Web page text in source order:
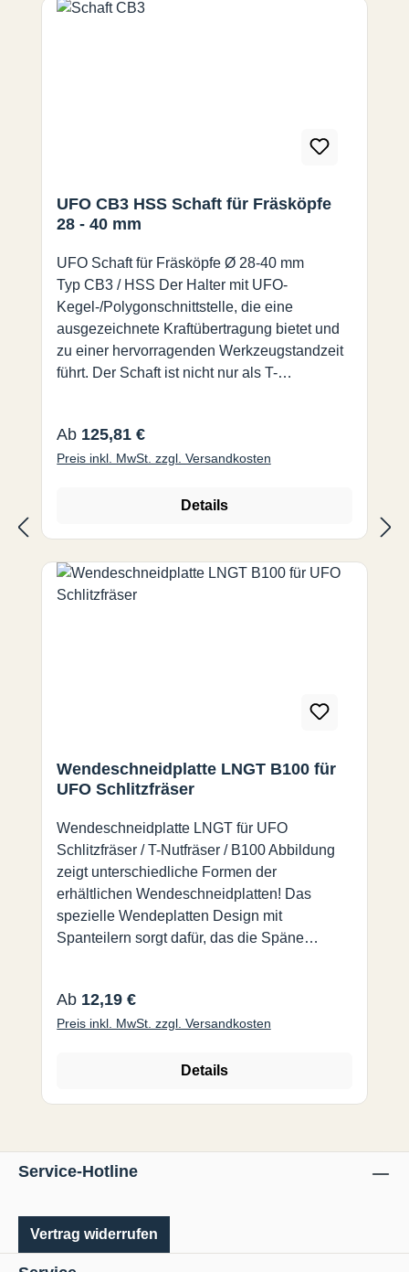
UFO CB3 HSS Schaft für Fräsköpfe
28 - 40 mm
UFO Schaft für Fräsköpfe Ø 28-40 mm
Typ CB3 / HSS Der Halter mit UFO-
Kegel-/Polygonschnittstelle, die eine
ausgezeichnete Kraftübertragung bietet und
zu einer hervorragenden Werkzeugstandzeit
führt. Der Schaft ist nicht nur als T-
erhältlich.
Regulärer Preis:
Ab 125,81 €
Preis inkl. MwSt. zzgl. Versandkosten
Details
Wendeschneidplatte LNGT B100 für
UFO Schlitzfräser
Wendeschneidplatte LNGT für UFO
Schlitzfräser / T-Nutfräser / B100 Abbildung
zeigt unterschiedliche Formen der
erhältlichen Wendeschneidplatten! Das
spezielle Wendeplatten Design mit
Spanteilern sorgt dafür, das die Späne
und Spanklemmer werden vermieden.
Nutbreiten von 1,4 mm bis 8,0 mm. Es ist eine
und unterschiedlichen Breiten möglich.
Fräser erforderlich um eine gute Spanabfuhr
zu garantieren.
Regulärer Preis:
Ab 12,19 €
Preis inkl. MwSt. zzgl. Versandkosten
Details
Service-Hotline
Vertrag widerrufen